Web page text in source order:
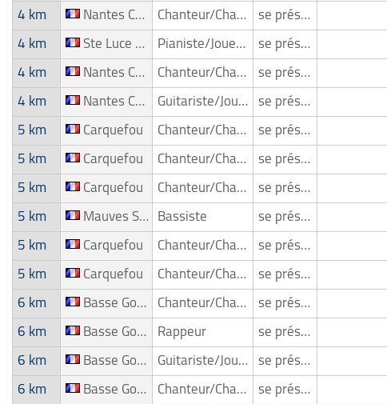
4 km Nantes Cheques Chanteur/Chanteuse se présente
4 km Ste Luce Sur Loire Pianiste/Joueur de piano se présente
4 km Nantes Cheques Chanteur/Chanteuse se présente
4 km Nantes Cheques Guitariste/Joueur de guitare se présente
5 km Carquefou Chanteur/Chanteuse se présente
5 km Carquefou Chanteur/Chanteuse se présente
5 km Carquefou Chanteur/Chanteuse se présente
5 km Mauves Sur Loire Bassiste se présente
5 km Carquefou Chanteur/Chanteuse se présente
5 km Carquefou Chanteur/Chanteuse se présente
6 km Basse Goulaine Chanteur/Chanteuse se présente
6 km Basse Goulaine Rappeur se présente
6 km Basse Goulaine Guitariste/Joueur de guitare se présente
6 km Basse Goulaine Chanteur/Chanteuse se présente